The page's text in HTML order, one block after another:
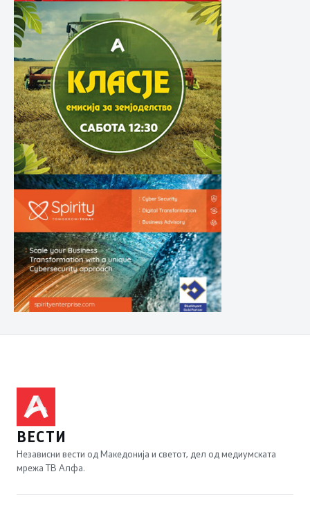
ВЕСТИ
Независни вести од Македонија и светот, дел од медиумската
мрежа ТВ Алфа.